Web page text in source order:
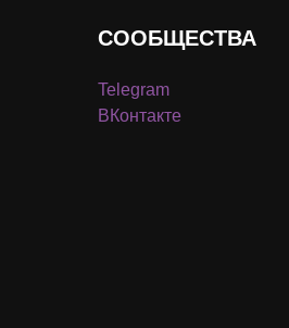
СООБЩЕСТВА
Telegram
ВКонтакте